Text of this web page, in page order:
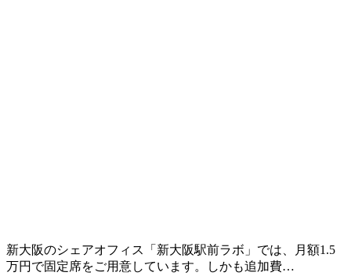
新大阪のシェアオフィス「新大阪駅前ラボ」では、月額1.5
万円で固定席をご用意しています。しかも追加費…